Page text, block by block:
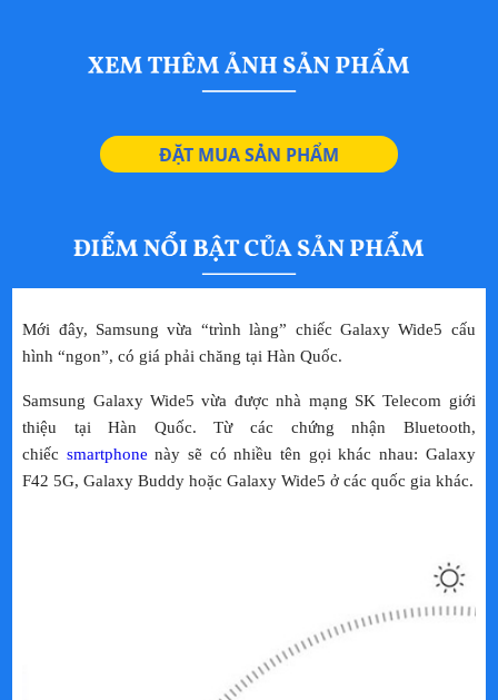
TIÊU CHUẨN
ÂM THANH MP3
Sạc, cáp và tai nghe
HỆ ĐIỀU HÀNH Android 11
KÍCH THƯỚC & TRỌNG
LƯỢNG
167.2 x 76.4 x 9mm và nặng 203
gram
KẾT NỐI Type-C
Thông số kỹ thuật trên được tham khảo từ Website chính
ĐẶT MUA SẢN PHẨM
Mới đây, Samsung vừa “trình làng” chiếc Galaxy Wide5 cấu
hình “ngon”, có giá phải chăng tại Hàn Quốc.
Samsung Galaxy Wide5 vừa được nhà mạng SK Telecom giới
thiệu tại Hàn Quốc. Từ các chứng nhận Bluetooth,
chiếc smartphone này sẽ có nhiều tên gọi khác nhau: Galaxy
F42 5G, Galaxy Buddy hoặc Galaxy Wide5 ở các quốc gia khác.